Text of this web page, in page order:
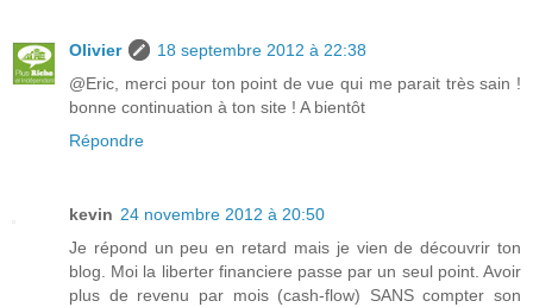
Olivier
18 septembre 2012 à 22:38
@Eric, merci pour ton point de vue qui me parait très sain !
bonne continuation à ton site ! A bientôt
Répondre
kevin 24 novembre 2012 à 20:50
Je répond un peu en retard mais je vien de découvrir ton
blog. Moi la liberter financiere passe par un seul point. Avoir
plus de revenu par mois (cash-flow) SANS compter son